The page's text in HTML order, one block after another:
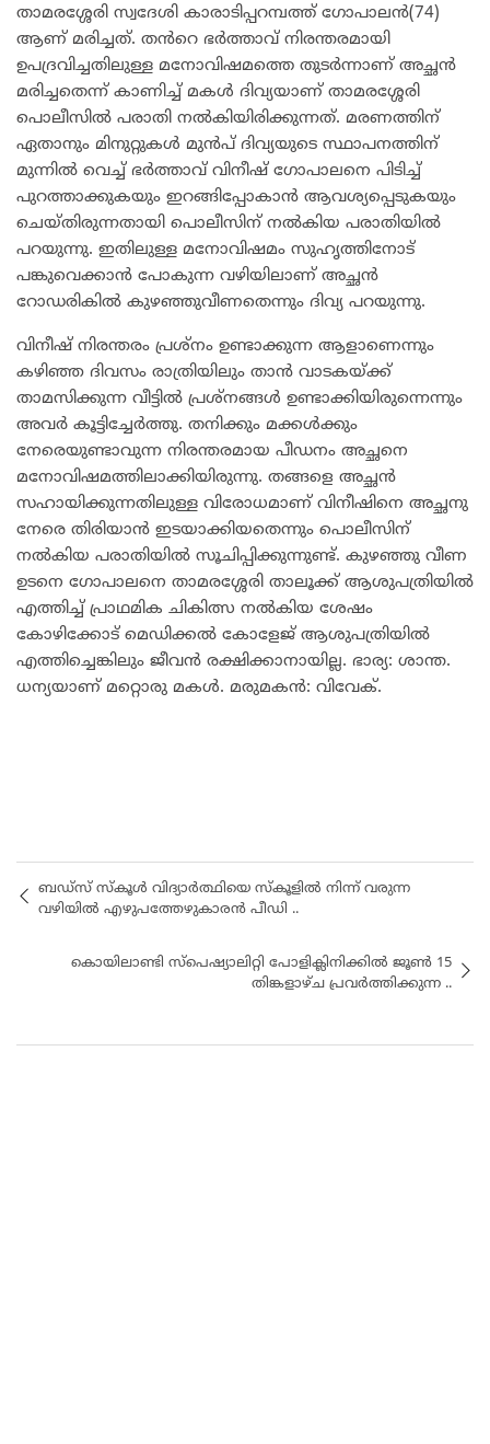
താമരശ്ശേരി സ്വദേശി കാരാടിപ്പറമ്പത്ത് ഗോപാലൻ(74)
ആണ് മരിച്ചത്. തൻറെ ഭർത്താവ് നിരന്തരമായി
ഉപദ്രവിച്ചതിലുള്ള മനോവിഷമത്തെ തുടർന്നാണ് അച്ഛൻ
മരിച്ചതെന്ന് കാണിച്ച് മകൾ ദിവ്യയാണ് താമരശ്ശേരി
പൊലീസിൽ പരാതി നൽകിയിരിക്കുന്നത്. മരണത്തിന്
ഏതാനും മിനുറ്റുകൾ മുൻപ് ദിവ്യയുടെ സ്ഥാപനത്തിന്
മുന്നിൽ വെച്ച് ഭർത്താവ് വിനീഷ് ഗോപാലനെ പിടിച്ച്
പുറത്താക്കുകയും ഇറങ്ങിപ്പോകാൻ ആവശ്യപ്പെടുകയും
ചെയ്തിരുന്നതായി പൊലീസിന് നൽകിയ പരാതിയിൽ
പറയുന്നു. ഇതിലുള്ള മനോവിഷമം സുഹൃത്തിനോട്
പങ്കുവെക്കാൻ പോകുന്ന വഴിയിലാണ് അച്ഛൻ
റോഡരികിൽ കുഴഞ്ഞുവീണതെന്നും ദിവ്യ പറയുന്നു.
വിനീഷ് നിരന്തരം പ്രശ്‌നം ഉണ്ടാക്കുന്ന ആളാണെന്നും
കഴിഞ്ഞ ദിവസം രാത്രിയിലും താൻ വാടകയ്ക്ക്
താമസിക്കുന്ന വീട്ടിൽ പ്രശ്‌നങ്ങൾ ഉണ്ടാക്കിയിരുന്നെന്നും
അവർ കൂട്ടിച്ചേർത്തു. തനിക്കും മക്കൾക്കും
നേരെയുണ്ടാവുന്ന നിരന്തരമായ പീഡനം അച്ഛനെ
മനോവിഷമത്തിലാക്കിയിരുന്നു. തങ്ങളെ അച്ഛൻ
സഹായിക്കുന്നതിലുള്ള വിരോധമാണ് വിനീഷിനെ അച്ഛനു
നേരെ തിരിയാൻ ഇടയാക്കിയതെന്നും പൊലീസിന്
നൽകിയ പരാതിയിൽ സൂചിപ്പിക്കുന്നുണ്ട്. കുഴഞ്ഞു വീണ
ഉടനെ ഗോപാലനെ താമരശ്ശേരി താലൂക്ക് ആശുപത്രിയിൽ
എത്തിച്ച് പ്രാഥമിക ചികിത്സ നൽകിയ ശേഷം
കോഴിക്കോട് മെഡിക്കൽ കോളേജ് ആശുപത്രിയിൽ
എത്തിച്ചെങ്കിലും ജീവൻ രക്ഷിക്കാനായില്ല. ഭാര്യ: ശാന്ത.
ധന്യയാണ് മറ്റൊരു മകൾ. മരുമകൻ: വിവേക്.
ബഡ്‌സ് സ്‌കൂൾ വിദ്യാർത്ഥിയെ സ്‌കൂളിൽ നിന്ന് വരുന്ന
വഴിയിൽ എഴുപത്തേഴുകാരൻ പീഡി ..
കൊയിലാണ്ടി സ്പെഷ്യാലിറ്റി പോളിക്ലിനിക്കിൽ ജൂൺ 15
തിങ്കളാഴ്ച പ്രവർത്തിക്കുന്ന ..